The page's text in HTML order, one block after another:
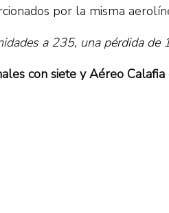
por la misma
a 235, una pérdida de
con siete y Aéreo Calafia